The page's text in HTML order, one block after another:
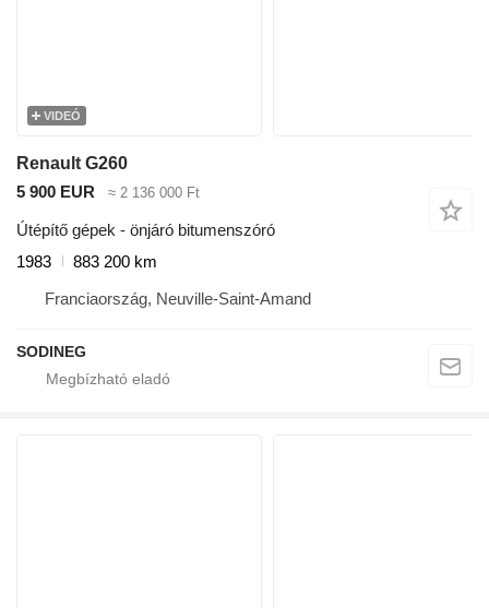
VIDEÓ
Renault G260
5 900 EUR
≈ 2 136 000 Ft
Útépítő gépek - önjáró bitumenszóró
1983
883 200 km
Franciaország, Neuville-Saint-Amand
SODINEG